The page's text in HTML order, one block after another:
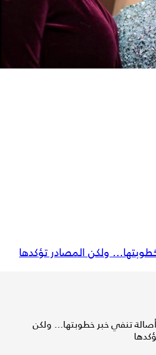
ولكن المصادر تؤكدها
تنفي خبر خطوبتها... ولكن